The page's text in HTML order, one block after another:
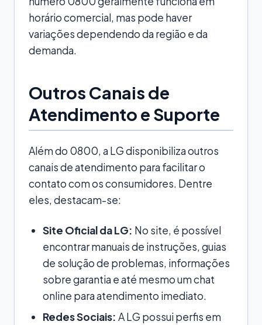
horário comercial, mas pode haver
variações dependendo da região e da
demanda.
Outros Canais de
Atendimento e Suporte
Além do 0800, a LG disponibiliza outros
canais de atendimento para facilitar o
contato com os consumidores. Dentre
eles, destacam-se:
Site Oficial da LG: No site, é possível
encontrar manuais de instruções, guias
de solução de problemas, informações
sobre garantia e até mesmo um chat
online para atendimento imediato.
Redes Sociais: A LG possui perfis em